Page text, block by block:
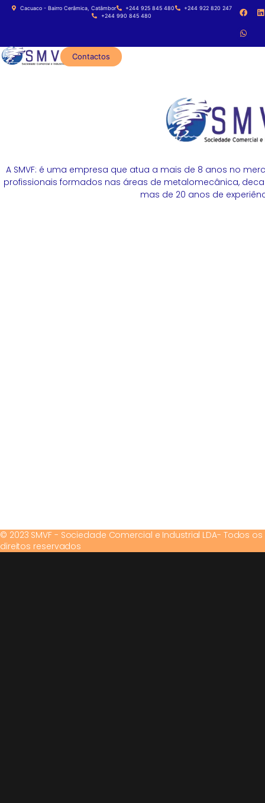
Cacuaco - Bairro Cerâmica, Catâmbor +244 925 845 480
+244 922 820 247
+244 990 845 480
Contactos
A SMVF: é uma empresa que atua a mais de 8 anos no
profissionais formados nas áreas de metalomecânica,
mas de 20 anos de
© 2023 SMVF - Sociedade Comercial e Industrial LDA- Todos os
direitos reservados